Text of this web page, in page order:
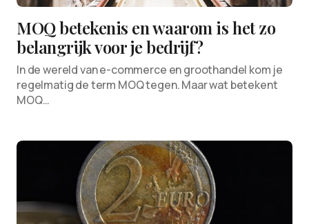
MOQ betekenis en waarom is het zo
belangrijk voor je bedrijf?
In de wereld van e-commerce en groothandel kom je
regelmatig de term MOQ tegen. Maar wat betekent
MOQ…